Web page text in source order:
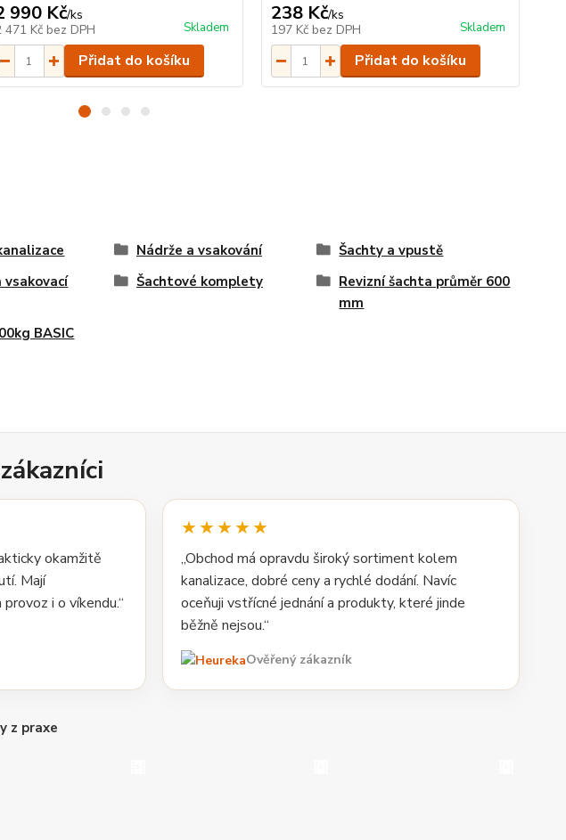
990 Kč/ks
471 Kč bez DPH Skladem
Přidat do košíku
238 Kč/ks
197 Kč bez DPH Skladem
Přidat do košíku
Nádrže a vsakování
Šachty a vpustě
vsakovací
Šachtové komplety
Revizní šachta průměr 600
mm
BASIC
okamžitě
Mají
i o víkendu.“
★★★★★
„Obchod má opravdu široký sortiment kolem
kanalizace, dobré ceny a rychlé dodání. Navíc
oceňuji vstřícné jednání a produkty, které jinde
běžně nejsou.“
Ověřený zákazník
z praxe